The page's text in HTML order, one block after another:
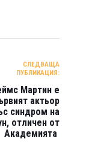
СЛЕДВАЩА
ПУБЛИКАЦИЯ:
Мартин е
актьор
синдром на
отличен от
Академията